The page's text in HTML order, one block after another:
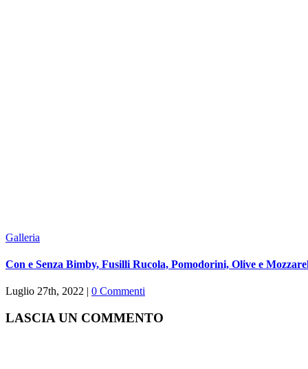
Galleria
Con e Senza Bimby, Fusilli Rucola, Pomodorini, Olive e
Luglio 27th, 2022 | 0 Commenti
LASCIA UN COMMENTO